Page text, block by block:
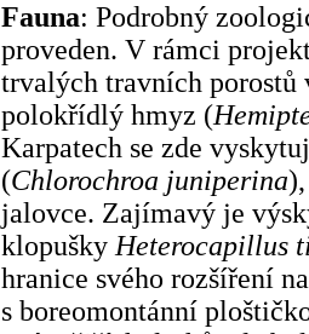
Fauna: Podrobný
proveden. V rámci
trvalých travních
polokřídlý hmyz (
Karpatech se zde
(Chlorochroa juniperina
jalovce. Zajímavý je
klopuškyHeterocapillus
hranice svého rozšíření
s boreomontánní